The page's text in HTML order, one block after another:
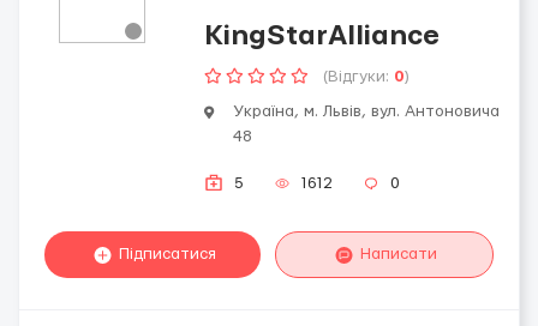
KingStarAlliance
(Відгуки: 0)
Україна, м. Львів, вул. Антоновича
48
5 1612 0
Підписатися Написати